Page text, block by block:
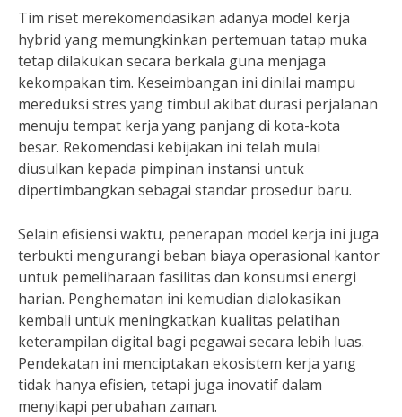
Tim riset merekomendasikan adanya model kerja
hybrid yang memungkinkan pertemuan tatap muka
tetap dilakukan secara berkala guna menjaga
kekompakan tim. Keseimbangan ini dinilai mampu
mereduksi stres yang timbul akibat durasi perjalanan
menuju tempat kerja yang panjang di kota-kota
besar. Rekomendasi kebijakan ini telah mulai
diusulkan kepada pimpinan instansi untuk
dipertimbangkan sebagai standar prosedur baru.
Selain efisiensi waktu, penerapan model kerja ini juga
terbukti mengurangi beban biaya operasional kantor
untuk pemeliharaan fasilitas dan konsumsi energi
harian. Penghematan ini kemudian dialokasikan
kembali untuk meningkatkan kualitas pelatihan
keterampilan digital bagi pegawai secara lebih luas.
Pendekatan ini menciptakan ekosistem kerja yang
tidak hanya efisien, tetapi juga inovatif dalam
menyikapi perubahan zaman.